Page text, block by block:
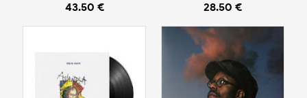
43.50 €
28.50 €